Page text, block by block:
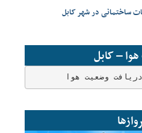
ساختمانی در شهر کابل
– کابل
وضعیت هوا